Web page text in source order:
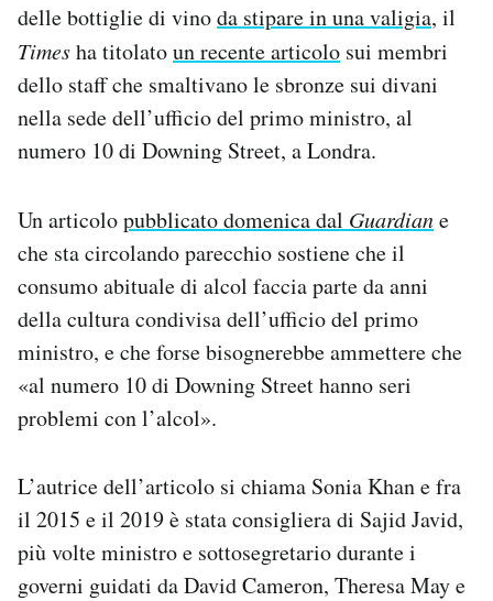
delle bottiglie di vinoda stipare in una valigia, il
Timesha titolatoun recente articolo sui membri
dello staff che smaltivano le sbronze sui divani
nella sede dell’ufficio del primo ministro, al
numero 10 di Downing Street, a Londra.
Un articolopubblicato domenica dal Guardiane
che sta circolando parecchio sostiene che il
consumo abituale di alcol faccia parte da anni
della cultura condivisa dell’ufficio del primo
ministro, e che forse bisognerebbe ammettere che
«al numero 10 di Downing Street hanno seri
problemi con l’alcol».
L’autrice dell’articolo si chiama Sonia Khan e fra
il 2015 e il 2019 è stata consigliera di Sajid Javid,
più volte ministro e sottosegretario durante i
governi guidati da David Cameron, Theresa May e